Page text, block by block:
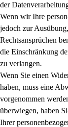
der
Wenn wir Ihre
jedoch zur
Rechtsansprüchen
die Einschränkung
zu verlangen.
Wenn Sie einen
haben, muss eine
vorgenommen
überwiegen, haben
Ihrer